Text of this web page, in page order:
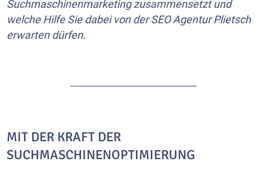
Suchmaschinenmarketing zusammensetzt und
welche Hilfe Sie dabei von der SEO Agentur Plietsch
erwarten dürfen.
MIT DER KRAFT DER
SUCHMASCHINENOPTIMIERUNG